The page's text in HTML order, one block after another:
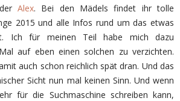
Alex. Bei den Mädels findet ihr tolle
2015 und alle Infos rund um das etwas
Ich für meinen Teil habe mich dazu
auf eben einen solchen zu verzichten.
auch schon reichlich spät dran. Und das
Sicht nun mal keinen Sinn. Und wenn
für die Suchmaschine schreiben kann,